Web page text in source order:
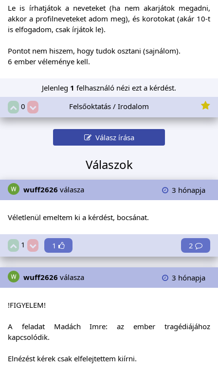
Le is írhatjátok a neveteket (ha nem akarjátok megadni,
akkor a profilneveteket adom meg), és korotokat (akár 10-t
is elfogadom, csak írjátok le).
Pontot nem hiszem, hogy tudok osztani (sajnálom).
6 ember véleménye kell.
Jelenleg 1 felhasználó nézi ezt a kérdést.
0
Felsőoktatás / Irodalom
Válasz írása
Válaszok
wuff2626 válasza 3 hónapja
Véletlenül emeltem ki a kérdést, bocsánat.
1 1 2
wuff2626 válasza 3 hónapja
!FIGYELEM!
A feladat Madách Imre: az ember tragédiájához
kapcsolódik.
Elnézést kérek csak elfelejtettem kiírni.